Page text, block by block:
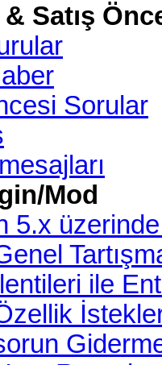
Satış
Sorular
Mod
5.x
ile